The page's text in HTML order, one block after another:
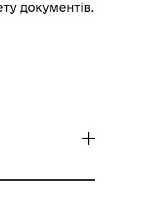
документів.